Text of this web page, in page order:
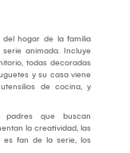
hogar de la familia
animada. Incluye
todas decoradas
y su casa viene
de cocina, y
que buscan
la creatividad, las
es fan de la serie, los